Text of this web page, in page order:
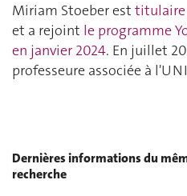
Miriam Stoeber est titulaire
et a rejoint le programme
en janvier 2024. En juillet
professeure associée à
Dernières informations du
recherche